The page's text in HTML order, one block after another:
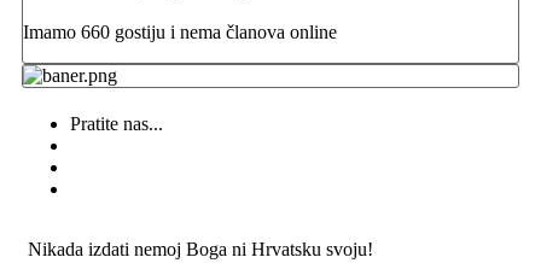
Imamo 660 gostiju i nema članova online
Pratite nas...
Nikada izdati nemoj Boga ni Hrvatsku svoju!